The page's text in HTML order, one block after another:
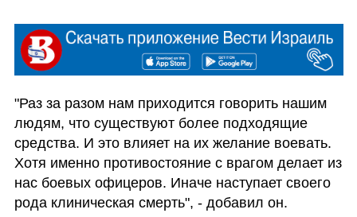
"Раз за разом нам приходится говорить нашим
людям, что существуют более подходящие
средства. И это влияет на их желание воевать.
Хотя именно противостояние с врагом делает из
нас боевых офицеров. Иначе наступает своего
рода клиническая смерть", - добавил он.